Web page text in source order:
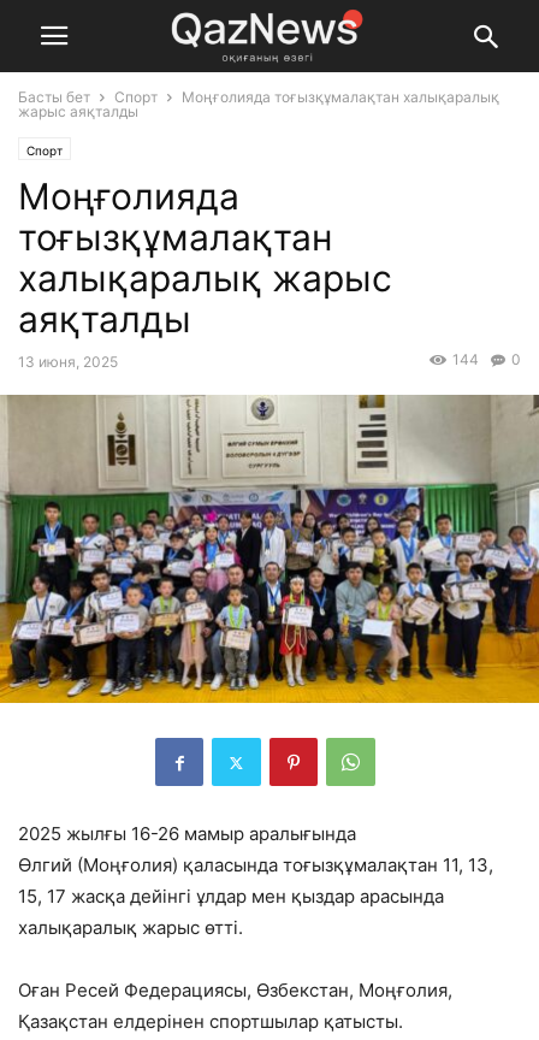
Басты бет Спорт
Моңғолияда тоғызқұмалақтан халықаралық
жарыс аяқталды
Спорт
Моңғолияда
тоғызқұмалақтан
халықаралық жарыс
аяқталды
13 июня, 2025 0
144
2025 жылғы 16-26 мамыр аралығында
Өлгий (Моңғолия) қаласында тоғызқұмалақтан 11, 13,
15, 17 жасқа дейінгі ұлдар мен қыздар арасында
халықаралық жарыс өтті.
Оған Ресей Федерациясы, Өзбекстан, Моңғолия,
Қазақстан елдерінен спортшылар қатысты.